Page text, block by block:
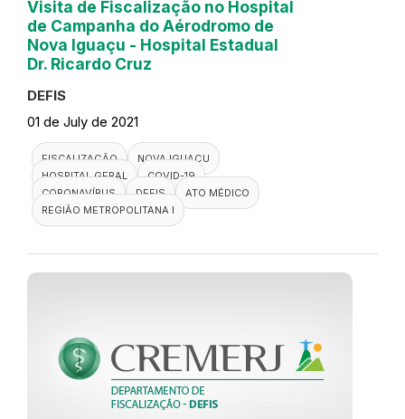
Visita de Fiscalização no Hospital
de Campanha do Aérodromo de
Nova Iguaçu - Hospital Estadual
Dr. Ricardo Cruz
DEFIS
01 de July de 2021
FISCALIZAÇÃO
NOVA IGUAÇU
HOSPITAL GERAL
COVID-19
CORONAVÍRUS
DEFIS
ATO MÉDICO
REGIÃO METROPOLITANA I